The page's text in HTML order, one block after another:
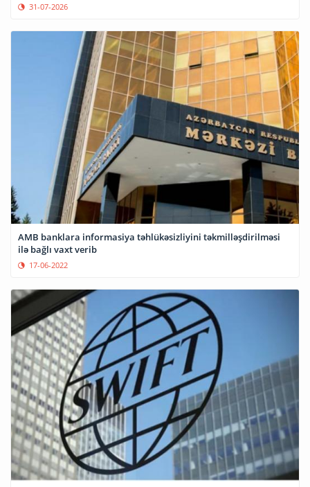
31-07-2026
AMB banklara informasiya təhlükəsizliyini təkmilləşdirilməsi
ilə bağlı vaxt verib
17-06-2022